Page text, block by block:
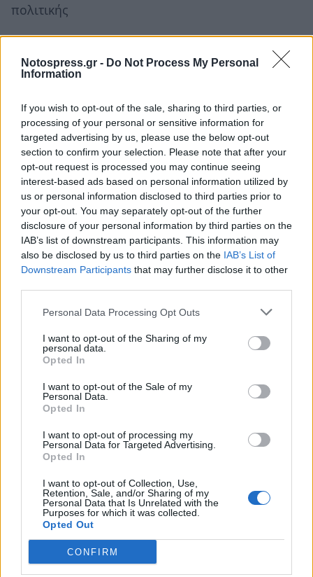
Notospress.gr - Do Not Process My Personal
Information
If you wish to opt-out of the sale, sharing to third parties, or
processing of your personal or sensitive information for
targeted advertising by us, please use the below opt-out
section to confirm your selection. Please note that after your
opt-out request is processed you may continue seeing
interest-based ads based on personal information utilized by
us or personal information disclosed to third parties prior to
your opt-out. You may separately opt-out of the further
disclosure of your personal information by third parties on the
IAB’s list of downstream participants. This information may
also be disclosed by us to third parties on the IAB’s List of
Downstream Participants that may further disclose it to other
Personal Data Processing Opt Outs
I want to opt-out of the Sharing of my
personal data.
Opted In
I want to opt-out of the Sale of my
Personal Data.
Opted In
I want to opt-out of processing my
Personal Data for Targeted Advertising.
Opted In
I want to opt-out of Collection, Use,
Retention, Sale, and/or Sharing of my
Personal Data that Is Unrelated with the
Purposes for which it was collected.
Opted Out
CONFIRM
πολιτικής
Χάτζα Λαμπίπ για θέματα διαχείρισης κρίσεων
Πιοτρ Σεραφίμ για θέματα προϋπολογισμού
Νταν Γιόργκενσεν για θέματα ενέργειας και
οικιστικής πολιτικής
Εκατερίνα Ζαχαρίεβα για θέματα startups και
καινοτομίας
Μάικλ Μαγκράθ για θέματα δικαιοσύνης
Κρίστοφ Χάνσεν για θέματα γεωργίας
Γκλέν Μικάλεφ για θέματα νεολαίας και
αθλητισμού
Η έγκριση από το Κοινοβούλιο
Κάθε νέος επίτροπος θα πρέπει να περάσει από
ακρόαση στο Ευρωπαϊκό Κοινοβούλιο, η οποία
αναμένεται τις επόμενες εβδομάδες, κατά την
οποία οι νομοθέτες της ΕΕ θα προσπαθήσουν να
αποσπάσουν υποσχέσεις από τους υποψηφίους
σχετικά με το τι θα προσφέρουν αν πάρουν τη
Το Κοινοβούλιο της ΕΕ μπορεί να εμποδίσει
τους υποψηφίους της Επιτροπής – με τον
Ούγγρο Όλιβερ Βάρχελι να συγκαταλέγεται